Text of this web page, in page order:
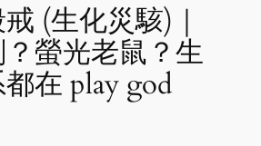
(生化災駭)｜
螢光老鼠？生
在 play god